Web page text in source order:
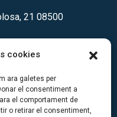
cookies
ara galetes per
el consentiment a
el comportament de
o retirar el consentiment,
21 08500